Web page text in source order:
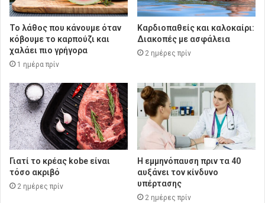
Το λάθος που κάνουμε όταν
κόβουμε το καρπούζι και
χαλάει πιο γρήγορα
1 ημέρα πρίν
Καρδιοπαθείς και καλοκαίρι:
Διακοπές με ασφάλεια
2 ημέρες πρίν
Γιατί το κρέας kobe είναι
τόσο ακριβό
2 ημέρες πρίν
Η εμμηνόπαυση πριν τα 40
αυξάνει τον κίνδυνο
υπέρτασης
2 ημέρες πρίν